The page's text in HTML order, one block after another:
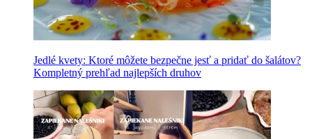
Jedlé kvety: Ktoré môžete bezpečne jesť a pridať do šalátov?
Kompletný prehľad najlepších druhov